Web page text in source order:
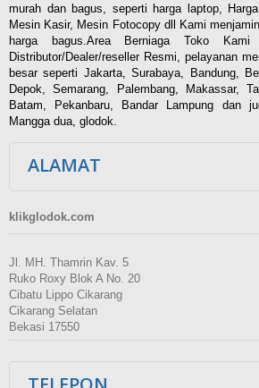
murah dan bagus, seperti harga laptop,
Mesin Kasir, Mesin Fotocopy dll Kami
harga bagus.Area Berniaga Toko
Distributor/Dealer/reseller Resmi, pelayanan
besar seperti Jakarta, Surabaya, Bandung,
Depok, Semarang, Palembang, Makassar,
Batam, Pekanbaru, Bandar Lampung dan
Mangga dua, glodok.
ALAMAT
klikglodok.com
Jl. MH. Thamrin Kav. 5
Ruko Roxy Blok A No. 20
Cibatu Lippo Cikarang
Cikarang Selatan
Bekasi 17550